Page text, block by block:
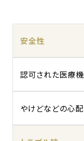
安全性
認可された医療
やけどなどの心